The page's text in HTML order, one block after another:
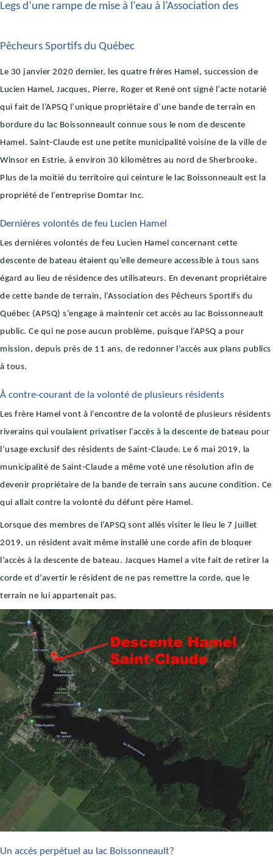
Legs d’une rampe de mise à l’eau à l’Association des
Pêcheurs Sportifs du Québec
Le 30 janvier 2020 dernier, les quatre frères Hamel, succession de
Lucien Hamel, Jacques, Pierre, Roger et René ont signé l’acte notarié
qui fait de l’APSQ l’unique propriétaire d’une bande de terrain en
bordure du lac Boissonneault connue sous le nom de descente
Hamel. Saint-Claude est une petite municipalité voisine de la ville de
Winsor en Estrie, à environ 30 kilomètres au nord de Sherbrooke.
Plus de la moitié du territoire qui ceinture le lac Boissonneault est la
propriété de l’entreprise Domtar Inc.
Dernières volontés de feu Lucien Hamel
Les dernières volontés de feu Lucien Hamel concernant cette
descente de bateau étaient qu’elle demeure accessible à tous sans
égard au lieu de résidence des utilisateurs. En devenant propriétaire
de cette bande de terrain, l’Association des Pêcheurs Sportifs du
Québec (APSQ) s’engage à maintenir cet accès au lac Boissonneault
public. Ce qui ne pose aucun problème, puisque l’APSQ a pour
mission, depuis près de 11 ans, de redonner l’accès aux plans publics
à tous.
À contre-courant de la volonté de plusieurs résidents
Les frère Hamel vont à l’encontre de la volonté de plusieurs résidents
riverains qui voulaient privatiser l’accès à la descente de bateau pour
l’usage exclusif des résidents de Saint-Claude. Le 6 mai 2019, la
municipalité de Saint-Claude a même voté une résolution afin de
devenir propriétaire de la bande de terrain sans aucune condition. Ce
qui allait contre la volonté du défunt père Hamel.
Lorsque des membres de l’APSQ sont allés visiter le lieu le 7 juillet
2019, un résident avait même installé une corde afin de bloquer
l’accès à la descente de bateau. Jacques Hamel a vite fait de retirer la
corde et d’avertir le résident de ne pas remettre la corde, que le
terrain ne lui appartenait pas.
Un accès perpétuel au lac Boissonneault?